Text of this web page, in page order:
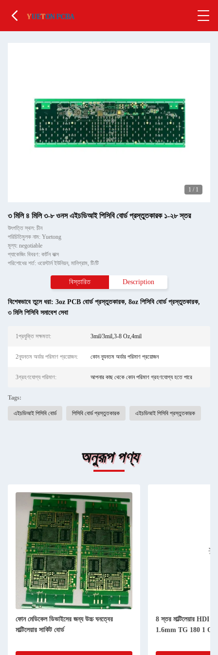
1 / 1
৩ মিলি ৪ মিলি ৩-৮ ওনস এইচডিআই পিসিবি বোর্ড প্রস্তুতকারক ১-২৮ স্তর
উৎপত্তি স্থল: চীন
পরিচিতিমুলক নাম: Yuetong
মূল্য: negotiable
প্যাকেজিং বিবরণ: কার্টন বাক্স
পরিশোধের শর্ত: ওয়েস্টার্ন ইউনিয়ন, মানিগ্রাম, টি/টি
বিস্তারিত Description
বিশেষভাবে তুলে ধরা: 3oz PCB বোর্ড প্রস্তুতকারক, 8oz পিসিবি বোর্ড প্রস্তুতকারক,
৩ মিলি পিসিবি সমাবেশ সেবা
1প্রযুক্তি সক্ষমতা: 3mil/3mil,3-8 Oz,4mil
2ন্যূনতম অর্ডার পরিমাণ প্রয়োজন: কোন ন্যূনতম অর্ডার পরিমাণ প্রয়োজন
3গ্রহণযোগ্য পরিমাণ: আপনার কাছ থেকে কোন পরিমাণ গ্রহণযোগ্য হতে পারে
Tags:
এইচডিআই পিসিবি বোর্ড পিসিবি বোর্ড প্রস্তুতকারক এইচডিআই পিসিবি প্রস্তুতকারক
অনুরূপ পণ্য
ফোন মেডিকেল ডিভাইসের জন্য উচ্চ ঘনত্বের
মাল্টিলেয়ার সার্কিট বোর্ড
8 স্তর মাল্টিলেয়ার HDI
1.6mm TG 180 1 OZ